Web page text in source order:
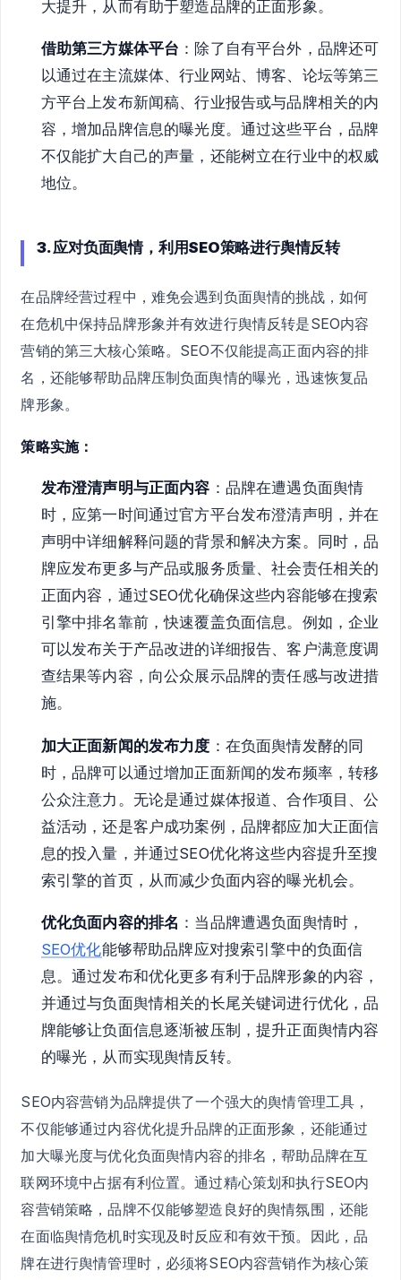
大提升，从而有助于塑造品牌的正面形象。
借助第三方媒体平台 ：除了自有平台外，品牌还可
以通过在主流媒体、行业网站、博客、论坛等第三
方平台上发布新闻稿、行业报告或与品牌相关的内
容，增加品牌信息的曝光度。通过这些平台，品牌
不仅能扩大自己的声量，还能树立在行业中的权威
地位。
3. 应对负面舆情，利用SEO策略进行舆情反转
在品牌经营过程中，难免会遇到负面舆情的挑战，如何
在危机中保持品牌形象并有效进行舆情反转是SEO内容
营销的第三大核心策略。SEO不仅能提高正面内容的排
名，还能够帮助品牌压制负面舆情的曝光，迅速恢复品
牌形象。
策略实施：
发布澄清声明与正面内容 ：品牌在遭遇负面舆情
时，应第一时间通过官方平台发布澄清声明，并在
声明中详细解释问题的背景和解决方案。同时，品
牌应发布更多与产品或服务质量、社会责任相关的
正面内容，通过SEO优化确保这些内容能够在搜索
引擎中排名靠前，快速覆盖负面信息。例如，企业
可以发布关于产品改进的详细报告、客户满意度调
查结果等内容，向公众展示品牌的责任感与改进措
施。
加大正面新闻的发布力度 ：在负面舆情发酵的同
时，品牌可以通过增加正面新闻的发布频率，转移
公众注意力。无论是通过媒体报道、合作项目、公
益活动，还是客户成功案例，品牌都应加大正面信
息的投入量，并通过SEO优化将这些内容提升至搜
索引擎的首页，从而减少负面内容的曝光机会。
优化负面内容的排名 ：当品牌遭遇负面舆情时，
SEO优化能够帮助品牌应对搜索引擎中的负面信
息。通过发布和优化更多有利于品牌形象的内容，
并通过与负面舆情相关的长尾关键词进行优化，品
牌能够让负面信息逐渐被压制，提升正面舆情内容
的曝光，从而实现舆情反转。
SEO内容营销为品牌提供了一个强大的舆情管理工具，
不仅能够通过内容优化提升品牌的正面形象，还能通过
加大曝光度与优化负面舆情内容的排名，帮助品牌在互
联网环境中占据有利位置。通过精心策划和执行SEO内
容营销策略，品牌不仅能够塑造良好的舆情氛围，还能
在面临舆情危机时实现及时反应和有效干预。因此，品
牌在进行舆情管理时，必须将SEO内容营销作为核心策